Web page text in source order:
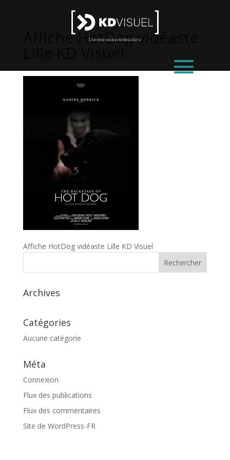
Affiche HotDog vidéaste
Affiche HotDog vidéaste Lille KD Visuel
Archives
Catégories
Aucune catégorie
Méta
Connexion
Flux des publications
Flux des commentaires
Site de WordPress-FR